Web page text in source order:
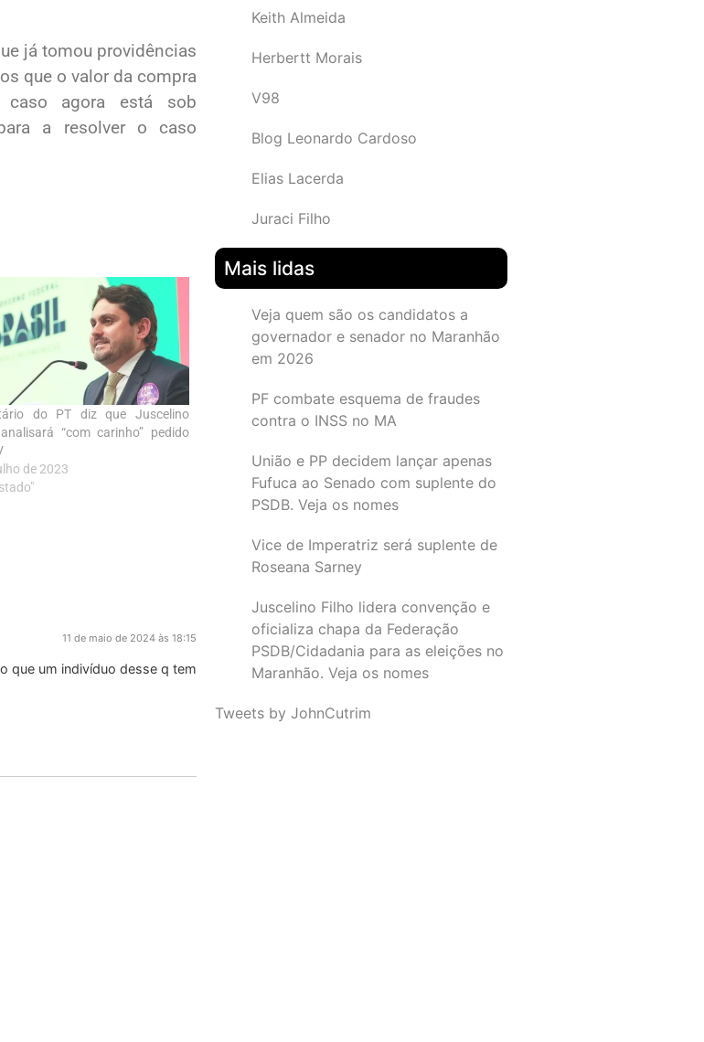
já tomou providências
que o valor da compra
agora está sob
a resolver o caso
do PT diz que Juscelino
“com carinho” pedido
de 2023
11 de maio de 2024 às 18:15
que um indivíduo desse q tem
Keith Almeida
Herbertt Morais
V98
Blog Leonardo Cardoso
Elias Lacerda
Juraci Filho
Mais lidas
Veja quem são os candidatos a
governador e senador no Maranhão
em 2026
PF combate esquema de fraudes
contra o INSS no MA
União e PP decidem lançar apenas
Fufuca ao Senado com suplente do
PSDB. Veja os nomes
Vice de Imperatriz será suplente de
Roseana Sarney
Juscelino Filho lidera convenção e
oficializa chapa da Federação
PSDB/Cidadania para as eleições no
Maranhão. Veja os nomes
Tweets by JohnCutrim